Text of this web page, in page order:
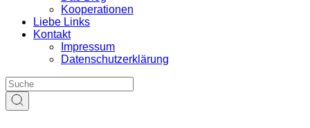
Kooperationen
Liebe Links
Kontakt
Impressum
Datenschutzerklärung